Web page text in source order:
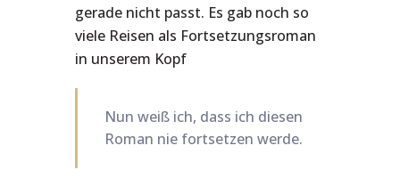
gerade nicht passt. Es gab noch so
viele Reisen als Fortsetzungsroman
in unserem Kopf
Nun weiß ich, dass ich diesen
Roman nie fortsetzen werde.